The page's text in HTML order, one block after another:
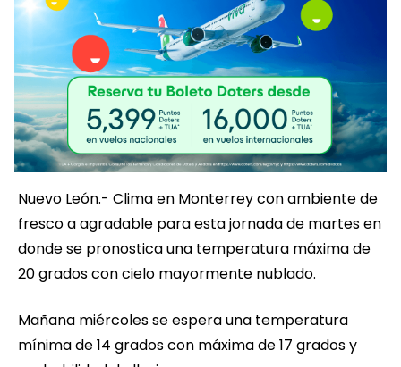
Nuevo León.- Clima en Monterrey con ambiente de
fresco a agradable para esta jornada de martes en
donde se pronostica una temperatura máxima de
20 grados con cielo mayormente nublado.
Mañana miércoles se espera una temperatura
mínima de 14 grados con máxima de 17 grados y